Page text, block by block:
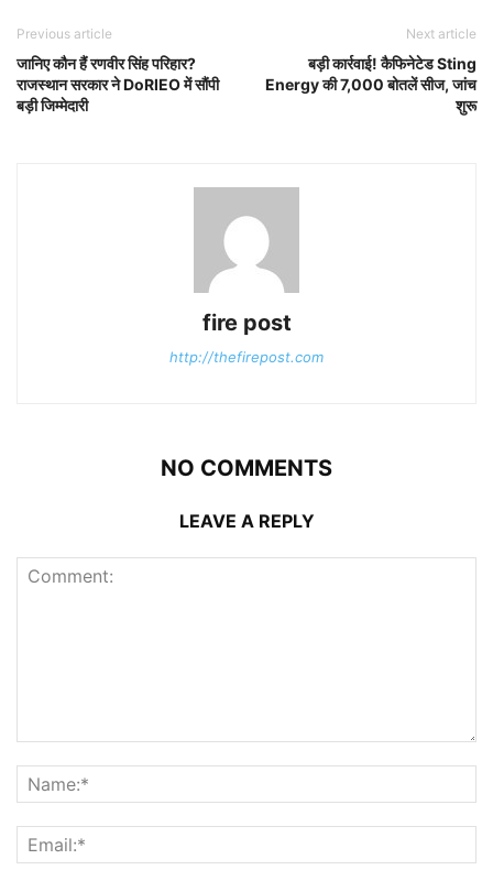
Previous article
जानिए कौन हैं रणवीर सिंह परिहार?
राजस्थान सरकार ने DoRIEO में सौंपी
बड़ी जिम्मेदारी
Next article
बड़ी कार्रवाई! कैफिनेटेड Sting
Energy की 7,000 बोतलें सीज, जांच
शुरू
fire post
http://thefirepost.com
NO COMMENTS
LEAVE A REPLY